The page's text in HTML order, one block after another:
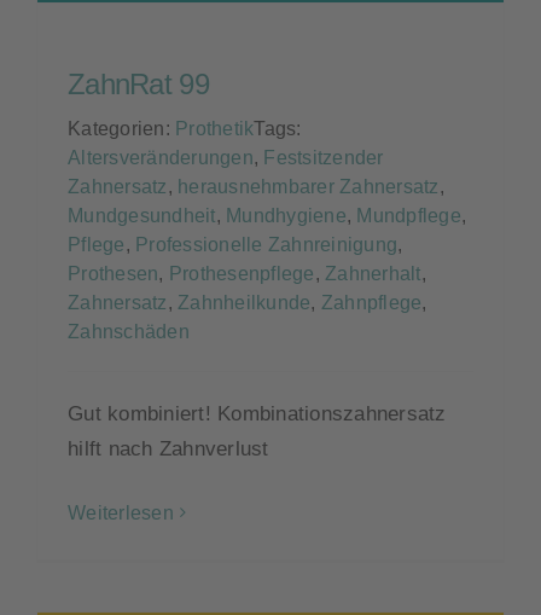
ZahnRat 99
Kategorien: ProthetikTags:
Altersveränderungen, Festsitzender
Zahnersatz, herausnehmbarer Zahnersatz,
Mundgesundheit, Mundhygiene, Mundpflege,
Pflege, Professionelle Zahnreinigung,
Prothesen, Prothesenpflege, Zahnerhalt,
Zahnersatz, Zahnheilkunde, Zahnpflege,
Zahnschäden
Gut kombiniert! Kombinationszahnersatz
hilft nach Zahnverlust
Weiterlesen